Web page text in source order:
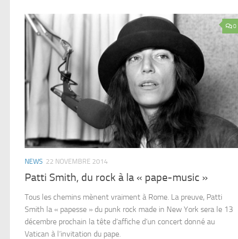
0
NEWS 22 NOVEMBRE 2014
Patti Smith, du rock à la « pape-music »
Tous les chemins mènent vraiment à Rome. La preuve, Patti
Smith la « papesse » du punk rock made in New York sera le 13
décembre prochain la tête d’affiche d’un concert donné au
Vatican à l’invitation du pape.